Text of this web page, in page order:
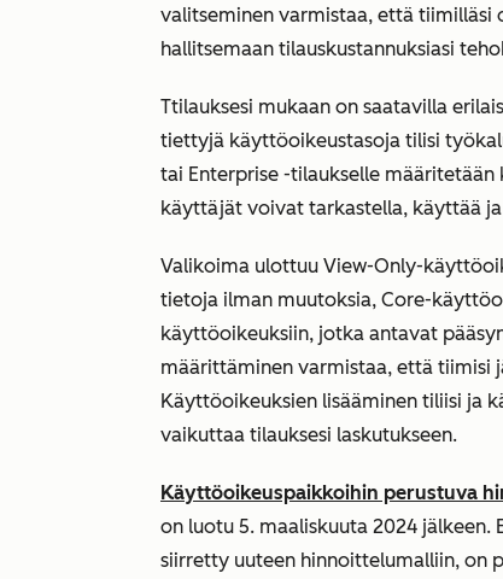
valitseminen varmistaa, että
hallitsemaan tilauskustannuksiasi
Ttilauksesi mukaan on saatavilla
tiettyjä käyttöoikeustasoja tilisi
tai Enterprise -tilaukselle
käyttäjät voivat tarkastella, käyttää
Valikoima ulottuu View-Only-
tietoja ilman muutoksia, Core-
käyttöoikeuksiin, jotka antavat
määrittäminen varmistaa, että tiimisi
Käyttöoikeuksien lisääminen tiliisi ja
vaikuttaa tilauksesi laskutukseen.
Käyttöoikeuspaikkoihin perustuva
on luotu 5. maaliskuuta 2024 jälkeen.
siirretty uuteen hinnoittelumalliin, on